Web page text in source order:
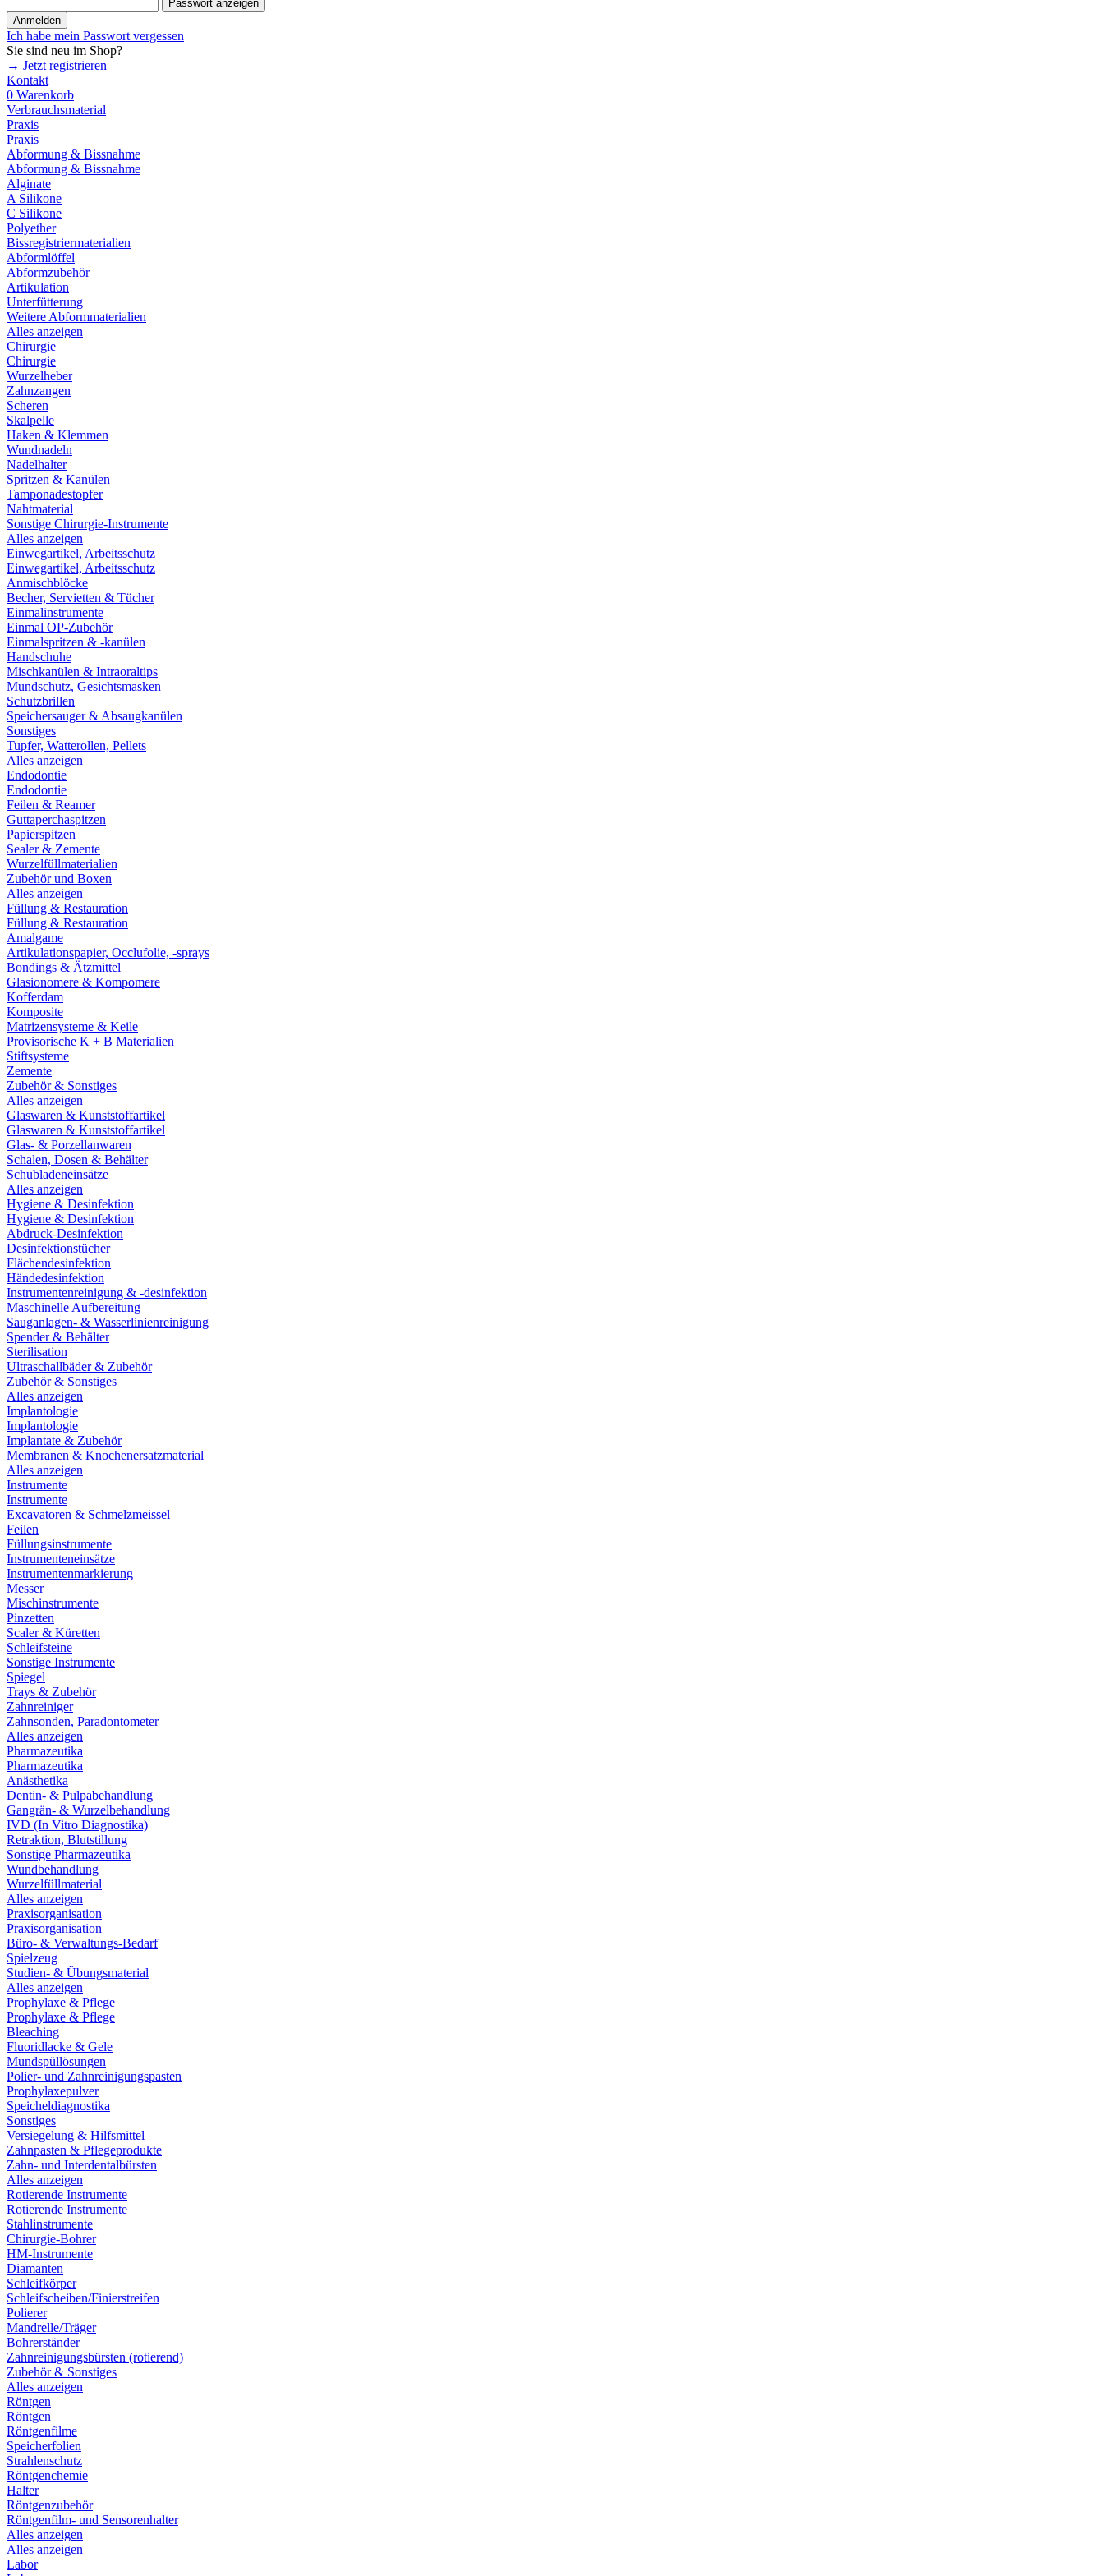
Passwort anzeigen
Anmelden
Ich habe mein Passwort vergessen
Sie sind neu im Shop?
→ Jetzt registrieren
Kontakt
0 Warenkorb
Verbrauchsmaterial
Praxis
Praxis
Abformung & Bissnahme
Abformung & Bissnahme
Alginate
A Silikone
C Silikone
Polyether
Bissregistriermaterialien
Abformlöffel
Abformzubehör
Artikulation
Unterfütterung
Weitere Abformmaterialien
Alles anzeigen
Chirurgie
Chirurgie
Wurzelheber
Zahnzangen
Scheren
Skalpelle
Haken & Klemmen
Wundnadeln
Nadelhalter
Spritzen & Kanülen
Tamponadestopfer
Nahtmaterial
Sonstige Chirurgie-Instrumente
Alles anzeigen
Einwegartikel, Arbeitsschutz
Einwegartikel, Arbeitsschutz
Anmischblöcke
Becher, Servietten & Tücher
Einmalinstrumente
Einmal OP-Zubehör
Einmalspritzen & -kanülen
Handschuhe
Mischkanülen & Intraoraltips
Mundschutz, Gesichtsmasken
Schutzbrillen
Speichersauger & Absaugkanülen
Sonstiges
Tupfer, Watterollen, Pellets
Alles anzeigen
Endodontie
Endodontie
Feilen & Reamer
Guttaperchaspitzen
Papierspitzen
Sealer & Zemente
Wurzelfüllmaterialien
Zubehör und Boxen
Alles anzeigen
Füllung & Restauration
Füllung & Restauration
Amalgame
Artikulationspapier, Occlufolie, -sprays
Bondings & Ätzmittel
Glasionomere & Kompomere
Kofferdam
Komposite
Matrizensysteme & Keile
Provisorische K + B Materialien
Stiftsysteme
Zemente
Zubehör & Sonstiges
Alles anzeigen
Glaswaren & Kunststoffartikel
Glaswaren & Kunststoffartikel
Glas- & Porzellanwaren
Schalen, Dosen & Behälter
Schubladeneinsätze
Alles anzeigen
Hygiene & Desinfektion
Hygiene & Desinfektion
Abdruck-Desinfektion
Desinfektionstücher
Flächendesinfektion
Händedesinfektion
Instrumentenreinigung & -desinfektion
Maschinelle Aufbereitung
Sauganlagen- & Wasserlinienreinigung
Spender & Behälter
Sterilisation
Ultraschallbäder & Zubehör
Zubehör & Sonstiges
Alles anzeigen
Implantologie
Implantologie
Implantate & Zubehör
Membranen & Knochenersatzmaterial
Alles anzeigen
Instrumente
Instrumente
Excavatoren & Schmelzmeissel
Feilen
Füllungsinstrumente
Instrumenteneinsätze
Instrumentenmarkierung
Messer
Mischinstrumente
Pinzetten
Scaler & Küretten
Schleifsteine
Sonstige Instrumente
Spiegel
Trays & Zubehör
Zahnreiniger
Zahnsonden, Paradontometer
Alles anzeigen
Pharmazeutika
Pharmazeutika
Anästhetika
Dentin- & Pulpabehandlung
Gangrän- & Wurzelbehandlung
IVD (In Vitro Diagnostika)
Retraktion, Blutstillung
Sonstige Pharmazeutika
Wundbehandlung
Wurzelfüllmaterial
Alles anzeigen
Praxisorganisation
Praxisorganisation
Büro- & Verwaltungs-Bedarf
Spielzeug
Studien- & Übungsmaterial
Alles anzeigen
Prophylaxe & Pflege
Prophylaxe & Pflege
Bleaching
Fluoridlacke & Gele
Mundspüllösungen
Polier- und Zahnreinigungspasten
Prophylaxepulver
Speicheldiagnostika
Sonstiges
Versiegelung & Hilfsmittel
Zahnpasten & Pflegeprodukte
Zahn- und Interdentalbürsten
Alles anzeigen
Rotierende Instrumente
Rotierende Instrumente
Stahlinstrumente
Chirurgie-Bohrer
HM-Instrumente
Diamanten
Schleifkörper
Schleifscheiben/Finierstreifen
Polierer
Mandrelle/Träger
Bohrerständer
Zahnreinigungsbürsten (rotierend)
Zubehör & Sonstiges
Alles anzeigen
Röntgen
Röntgen
Röntgenfilme
Speicherfolien
Strahlenschutz
Röntgenchemie
Halter
Röntgenzubehör
Röntgenfilm- und Sensorenhalter
Alles anzeigen
Alles anzeigen
Labor